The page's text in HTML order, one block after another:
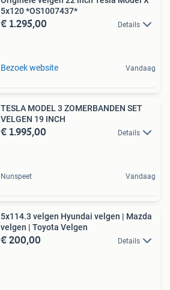
5x120 *OS1007437*
€ 1.295,00 Details
Bezoek website Vandaag
TESLA MODEL 3 ZOMERBANDEN SET
VELGEN 19 INCH
€ 1.995,00 Details
Nunspeet Vandaag
5x114.3 velgen Hyundai velgen | Mazda
velgen | Toyota Velgen
€ 200,00 Details